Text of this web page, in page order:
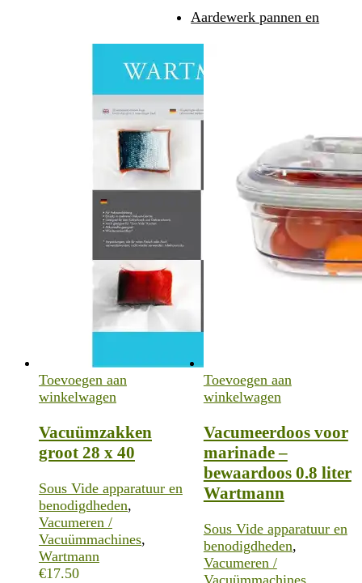
€239.80.€179.00.
Toevoegen aan
winkelwagen
Vacuümzakken
groot 28 x 40
Sous Vide apparatuur en
benodigdheden,
Vacumeren /
Vacuümmachines,
Wartmann
€17.50
Toevoegen aan
winkelwagen
Vacumeerdoos voor
marinade –
bewaardoos 0.8 liter
Wartmann
Sous Vide apparatuur en
benodigdheden,
Vacumeren /
Vacuümmachines,
Aardewerk pannen en